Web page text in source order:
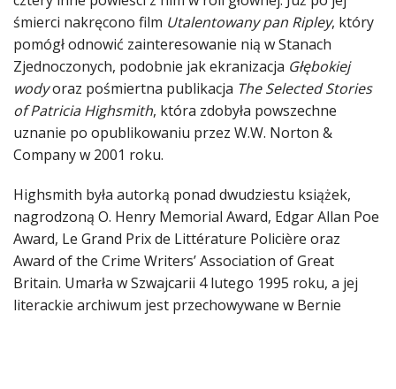
śmierci nakręcono film Utalentowany pan Ripley, który
pomógł odnowić zainteresowanie nią w Stanach
Zjednoczonych, podobnie jak ekranizacja Głębokiej
wodyoraz pośmiertna publikacja The Selected Stories
of Patricia Highsmith, która zdobyła powszechne
uznanie po opublikowaniu przez W.W. Norton &
Company w 2001 roku.
Highsmith była autorką ponad dwudziestu książek,
nagrodzoną O. Henry Memorial Award, Edgar Allan Poe
Award, Le Grand Prix de Littérature Policière oraz
Award of the Crime Writers’ Association of Great
Britain. Umarła w Szwajcarii 4 lutego 1995 roku, a jej
literackie archiwum jest przechowywane w Bernie